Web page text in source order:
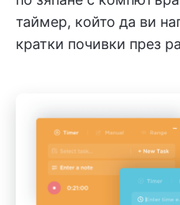
таймер, който да ви
кратки почивки през